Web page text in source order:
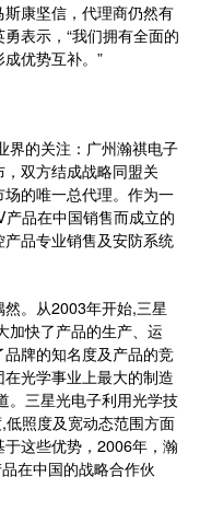
康坚信，代理商仍然有
表示，“我们拥有全面的
优势互补。”
界的关注：广州瀚祺电子
双方结成战略同盟关
的唯一总代理。作为一
品在中国销售而成立的
品专业销售及安防系统
。从2003年开始,三星
加快了产品的生产、运
牌的知名度及产品的竞
光学事业上最大的制造
。三星光电子利用光学技
照度及宽动态范围方面
这些优势，2006年，瀚
在中国的战略合作伙